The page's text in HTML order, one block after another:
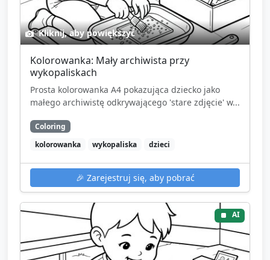
Kliknij, aby powiększyć
Kolorowanka: Mały archiwista przy
wykopaliskach
Prosta kolorowanka A4 pokazująca dziecko jako
małego archiwistę odkrywającego 'stare zdjęcie' w...
Coloring
kolorowanka
wykopaliska dzieci
🎉 Zarejestruj się, aby pobrać
AI